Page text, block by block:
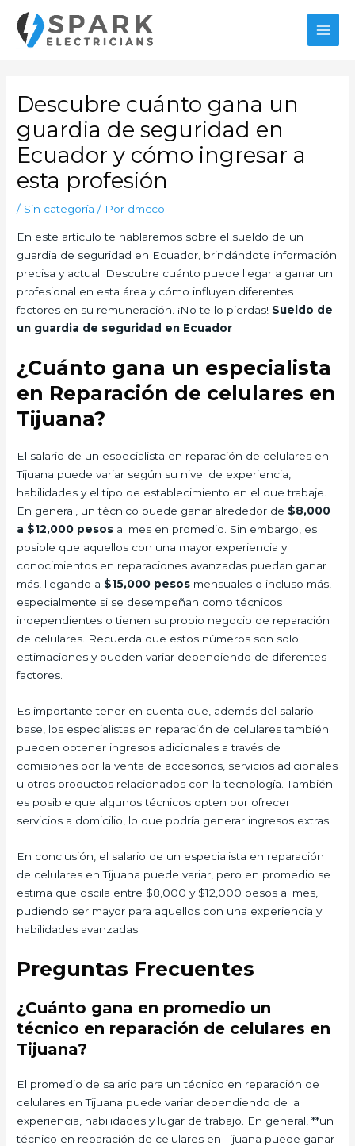
contenido
Descubre cuánto gana un
guardia de seguridad en
Ecuador y cómo ingresar a
esta profesión
/ Sin categoría / Por dmccol
En este artículo te hablaremos sobre el sueldo de un
guardia de seguridad en Ecuador, brindándote información
precisa y actual. Descubre cuánto puede llegar a ganar un
profesional en esta área y cómo influyen diferentes
factores en su remuneración. ¡No te lo pierdas! Sueldo de
un guardia de seguridad en Ecuador
¿Cuánto gana un especialista
en Reparación de celulares en
Tijuana?
El salario de un especialista en reparación de celulares en
Tijuana puede variar según su nivel de experiencia,
habilidades y el tipo de establecimiento en el que trabaje.
En general, un técnico puede ganar alrededor de $8,000
a $12,000 pesos al mes en promedio. Sin embargo, es
posible que aquellos con una mayor experiencia y
conocimientos en reparaciones avanzadas puedan ganar
más, llegando a $15,000 pesos mensuales o incluso más,
especialmente si se desempeñan como técnicos
independientes o tienen su propio negocio de reparación
de celulares. Recuerda que estos números son solo
estimaciones y pueden variar dependiendo de diferentes
factores.
Es importante tener en cuenta que, además del salario
base, los especialistas en reparación de celulares también
pueden obtener ingresos adicionales a través de
comisiones por la venta de accesorios, servicios adicionales
u otros productos relacionados con la tecnología. También
es posible que algunos técnicos opten por ofrecer
servicios a domicilio, lo que podría generar ingresos extras.
En conclusión, el salario de un especialista en reparación
de celulares en Tijuana puede variar, pero en promedio se
estima que oscila entre $8,000 y $12,000 pesos al mes,
pudiendo ser mayor para aquellos con una experiencia y
habilidades avanzadas.
Preguntas Frecuentes
¿Cuánto gana en promedio un
técnico en reparación de celulares en
Tijuana?
El promedio de salario para un técnico en reparación de
celulares en Tijuana puede variar dependiendo de la
experiencia, habilidades y lugar de trabajo. En general, **un
técnico en reparación de celulares en Tijuana puede ganar
entradas